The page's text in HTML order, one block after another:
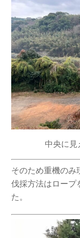
中央に
そのため重機のみ
伐採方法はロープ
た。